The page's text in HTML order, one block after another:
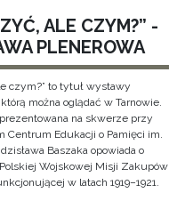
ALE CZYM?” -
PLENEROWA
czym?” to tytuł wystawy
można oglądać w Tarnowie.
na skwerze przy
Centrum Edukacji o Pamięci im.
Baszaka opowiada o
Wojskowej Misji Zakupów
w latach 1919–1921.